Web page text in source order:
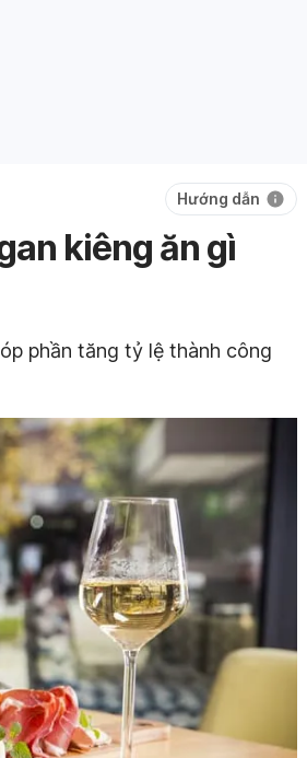
Hướng dẫn
kiêng ăn gì
phần tăng tỷ lệ thành công